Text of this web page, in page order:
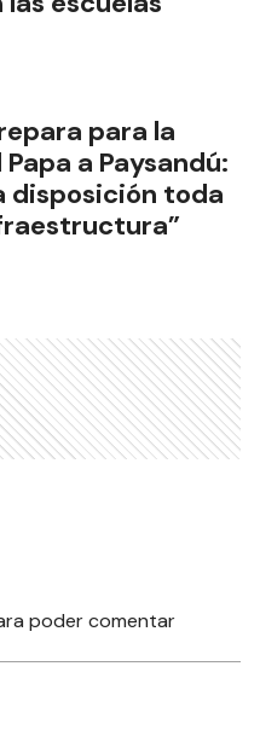
para la
a Paysandú:
disposición toda
poder comentar